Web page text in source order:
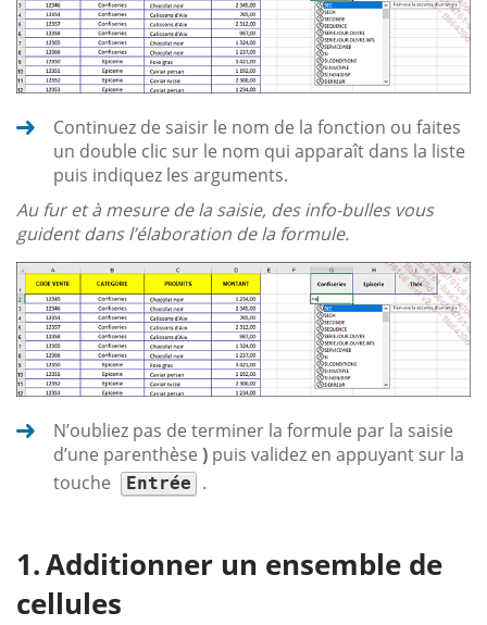
Continuez de saisir le nom de la fonction ou faites
un double clic sur le nom qui apparaît dans la liste
puis indiquez les arguments.
Au fur et à mesure de la saisie, des info-bulles vous
guident dans l’élaboration de la formule.
N’oubliez pas de terminer la formule par la saisie
d’une parenthèse ) puis validez en appuyant sur la
touche
Entrée .
Additionner un ensemble de
cellules